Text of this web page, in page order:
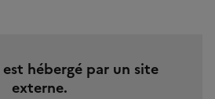
hébergé par un site
externe.